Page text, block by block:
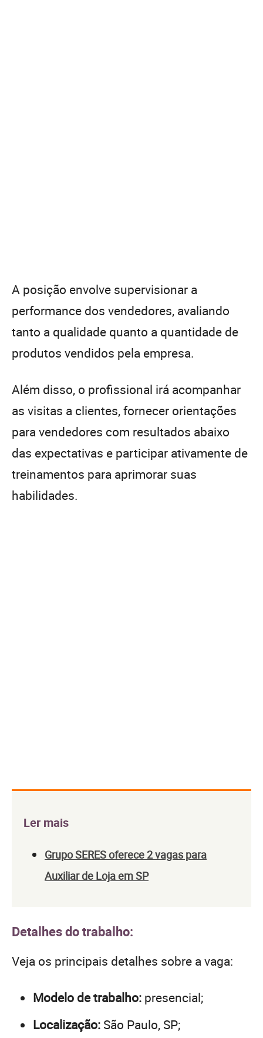
A posição envolve supervisionar a
performance dos vendedores, avaliando
tanto a qualidade quanto a quantidade de
produtos vendidos pela empresa.
Além disso, o profissional irá acompanhar
as visitas a clientes, fornecer orientações
para vendedores com resultados abaixo
das expectativas e participar ativamente de
treinamentos para aprimorar suas
habilidades.
Ler mais
Grupo SERES oferece 2 vagas para
Auxiliar de Loja em SP
Detalhes do trabalho:
Veja os principais detalhes sobre a vaga:
Modelo de trabalho: presencial;
Localização: São Paulo, SP;